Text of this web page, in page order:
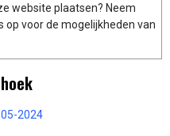
website plaatsen? Neem
op voor de mogelijkheden van
2024